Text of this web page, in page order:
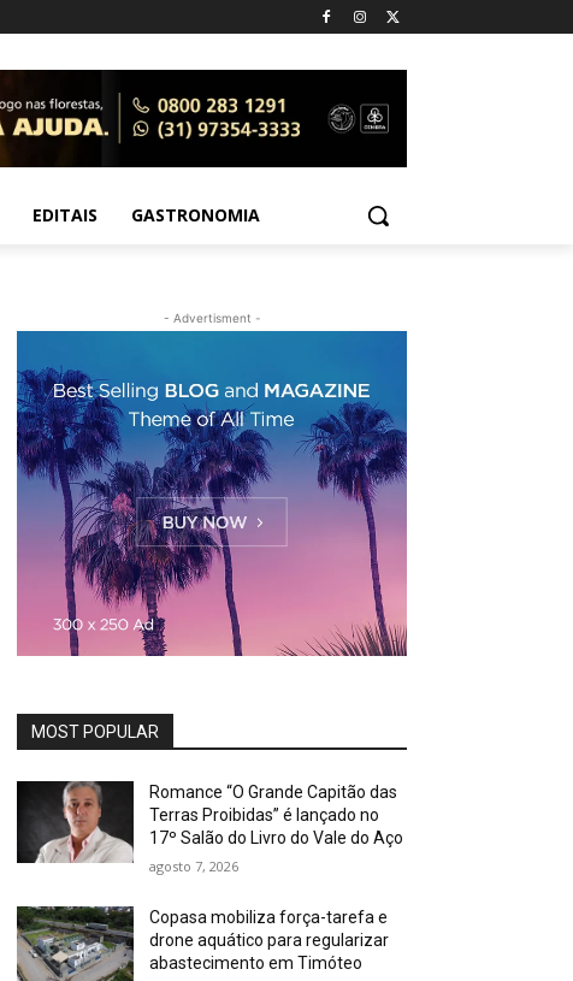
EDITAIS GASTRONOMIA
- Advertisment -
MOST POPULAR
Romance “O Grande Capitão das
Terras Proibidas” é lançado no
17º Salão do Livro do Vale do Aço
agosto 7, 2026
Copasa mobiliza força-tarefa e
drone aquático para regularizar
abastecimento em Timóteo